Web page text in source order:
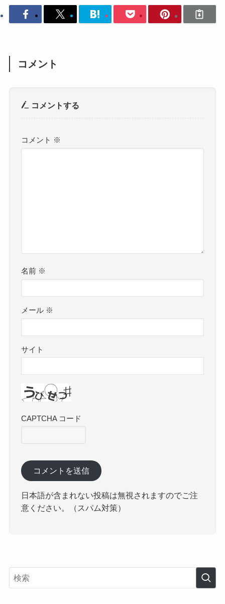
コメント
コメントする
コメント ※
名前 ※
メール ※
サイト
CAPTCHA コード
日本語が含まれない投稿は無視されますのでご注
意ください。（スパム対策）